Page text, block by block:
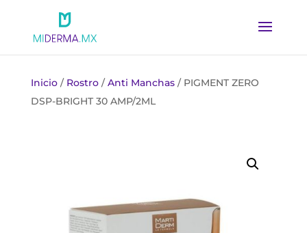
Inicio/ Rostro/Anti Manchas/ PIGMENT ZERO
DSP-BRIGHT 30 AMP/2ML